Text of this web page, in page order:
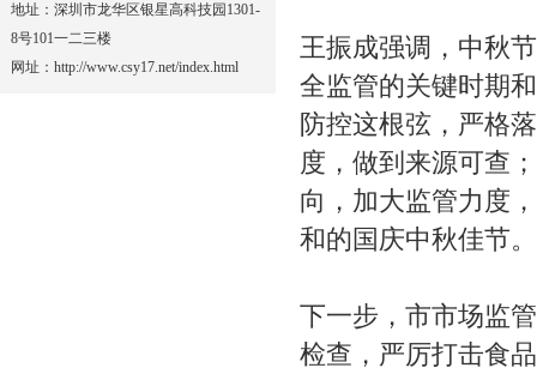
地址：深圳市龙华区银星高科技园1301-
8号101一二三楼
网址：http://www.csy17.net/index.html
王振成强调，中秋
全监管的关键时期
防控这根弦，严格
度，做到来源可查
向，加大监管力度
和的国庆中秋佳节。
下一步，市市场监
检查，严厉打击食